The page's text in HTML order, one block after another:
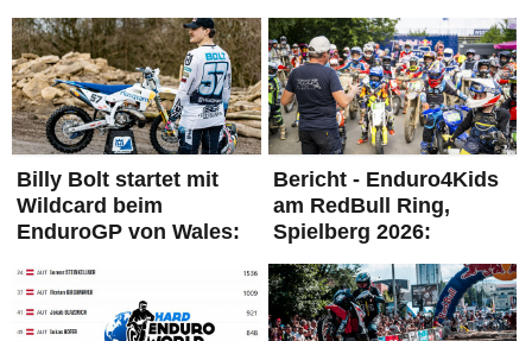
Billy Bolt startet mit
Wildcard beim
EnduroGP von Wales:
Bericht - Enduro4Kids
am RedBull Ring,
Spielberg 2026: